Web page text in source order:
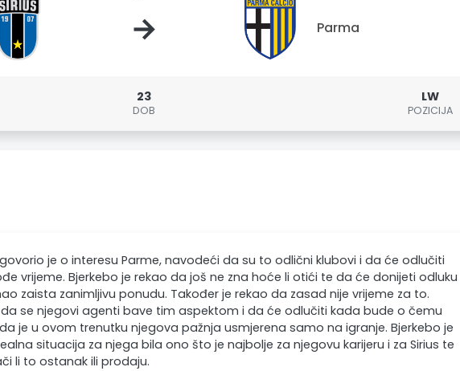
→ Parma
23
DOB
LW
POZICIJA
je o interesu Parme, navodeći da su to odlični klubovi i da će odlučiti
vrijeme. Bjerkebo je rekao da još ne zna hoće li otići te da će donijeti odluku
zaista zanimljivu ponudu. Također je rekao da zasad nije vrijeme za to.
se njegovi agenti bave tim aspektom i da će odlučiti kada bude o čemu
je u ovom trenutku njegova pažnja usmjerena samo na igranje. Bjerkebo je
situacija za njega bila ono što je najbolje za njegovu karijeru i za Sirius te
li to ostanak ili prodaju.